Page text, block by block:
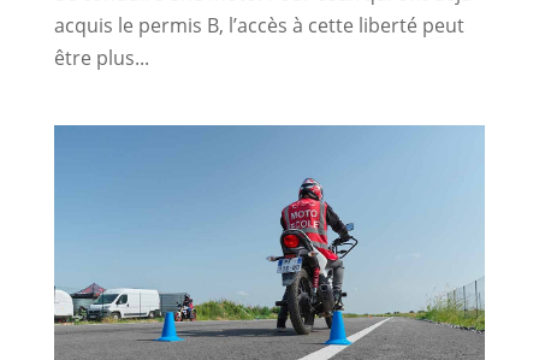
acquis le permis B, l’accès à cette liberté peut
être plus...